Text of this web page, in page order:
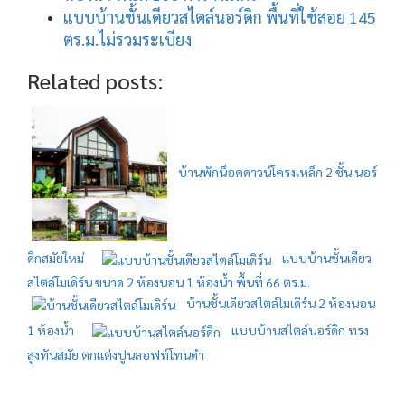
แบบบ้านชั้นเดียวสไตล์นอร์ดิก พื้นที่ใช้สอย 145
ตร.ม.ไม่รวมระเบียง
Related posts:
บ้านพักน็อคดาวน์โครงเหล็ก 2 ชั้น นอร์
ดิกสมัยใหม่
แบบบ้านชั้นเดียว
สไตล์โมเดิร์น ขนาด 2 ห้องนอน 1 ห้องน้ำ พื้นที่ 66 ตร.ม.
บ้านชั้นเดียวสไตล์โมเดิร์น 2 ห้องนอน
1 ห้องน้ำ
แบบบ้านสไตล์นอร์ดิก ทรง
สูงทันสมัย ตกแต่งปูนลอฟท์โทนดำ